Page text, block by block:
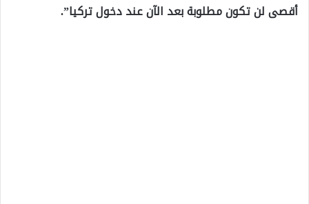
أقصى لن تكون مطلوبة بعد الآن عند دخول تركيا”.